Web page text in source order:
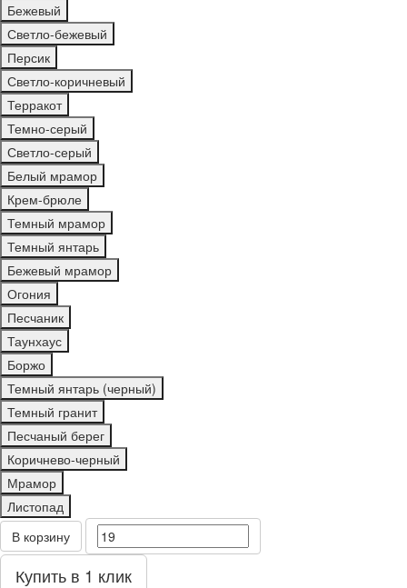
Бежевый
Светло-бежевый
Персик
Светло-коричневый
Терракот
Темно-серый
Светло-серый
Белый мрамор
Крем-брюле
Темный мрамор
Темный янтарь
Бежевый мрамор
Огония
Песчаник
Таунхаус
Боржо
Темный янтарь (черный)
Темный гранит
Песчаный берег
Коричнево-черный
Мрамор
Листопад
В корзину
Купить в 1 клик